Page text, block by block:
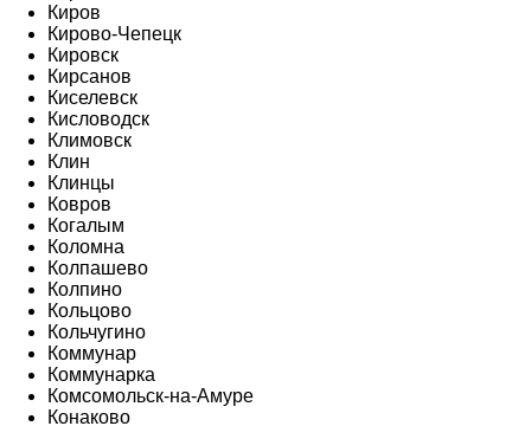
Киров
Кирово-Чепецк
Кировск
Кирсанов
Киселевск
Кисловодск
Климовск
Клин
Клинцы
Ковров
Когалым
Коломна
Колпашево
Колпино
Кольцово
Кольчугино
Коммунар
Коммунарка
Комсомольск-на-Амуре
Конаково